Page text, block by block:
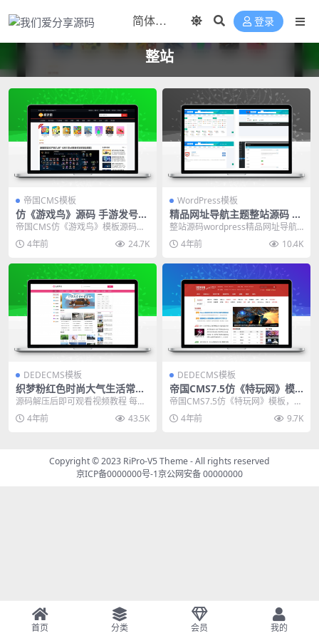
登录
整站
帝国CMS模板
仿《游戏鸟》源码 手游发号评
测开服开测合集专区游戏下载
网站模板
帝国CMS仿《游戏鸟》模板源码，
92kaifa版APP类整站源码。手机游
戏门户网...
4年前 24.7K
WordPress模板
精品网址导航主题整站源码 w
ordpress模板 自适应手机端
整站源码wordpress精品网址导航
主题模板 自适应手机端
4年前 10.4K
DEDECMS模板
织梦粉红色时尚大气生活常识
百科新闻资讯网站模板+手机
版【站长亲测】
源码解压后即可观看视频教程 每个
亲测源码都带有视频教程 粉红色大
气宽屏时尚生活资...
4年前 43.5K
DEDECMS模板
帝国CMS7.5仿《特玩网》模
板/92kaifa仿特玩网游戏资讯
整站源码模板
帝国CMS7.5仿《特玩网》模板，9
2kaifa仿特玩网游戏资讯整站源码
模板。 ...
4年前 9.7K
Copyright © 2023 RiPro-V5 Theme- All rights reserved
京ICP备0000000号-1京公网安备 00000000
首页 分类 会员 我的